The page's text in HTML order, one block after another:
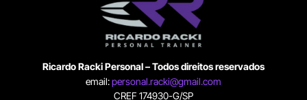
Ricardo Racki Personal – Todos direitos reservados
email:personal.racki@gmail.com
CREF 174930-G/SP